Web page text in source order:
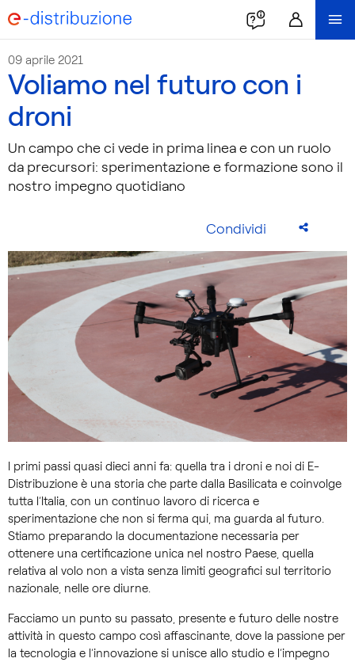
09 aprile 2021
Voliamo nel futuro con i
droni
Un campo che ci vede in prima linea e con un ruolo
da precursori: sperimentazione e formazione sono il
nostro impegno quotidiano
Condividi
I primi passi quasi dieci anni fa: quella tra i droni e noi di E-
Distribuzione è una storia che parte dalla Basilicata e coinvolge
tutta l’Italia, con un continuo lavoro di ricerca e
sperimentazione che non si ferma qui, ma guarda al futuro.
Stiamo preparando la documentazione necessaria per
ottenere una certificazione unica nel nostro Paese, quella
relativa al volo non a vista senza limiti geografici sul territorio
nazionale, nelle ore diurne.
Facciamo un punto su passato, presente e futuro delle nostre
attività in questo campo così affascinante, dove la passione per
la tecnologia e l’innovazione si unisce allo studio e l’impegno